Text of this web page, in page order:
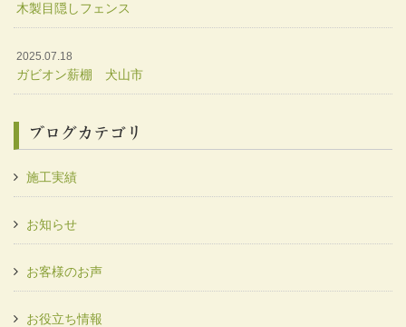
木製目隠しフェンス
2025.07.18
ガビオン薪棚 犬山市
ブログカテゴリ
施工実績
お知らせ
お客様のお声
お役立ち情報